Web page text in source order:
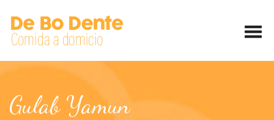
Gulab Yamun